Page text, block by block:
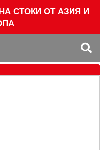
СТОКИ ОТ АЗИЯ И